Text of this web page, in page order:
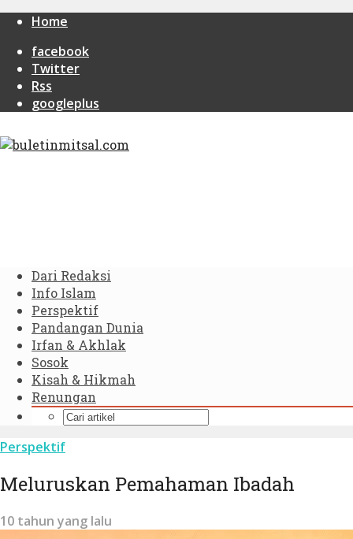
Home
facebook
Twitter
Rss
googleplus
Dari Redaksi
Info Islam
Perspektif
Pandangan Dunia
Irfan & Akhlak
Sosok
Kisah & Hikmah
Renungan
Perspektif
Meluruskan Pemahaman Ibadah
10 tahun yang lalu